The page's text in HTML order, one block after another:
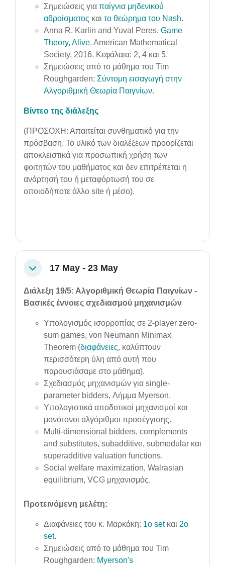
Σημειώσεις για παίγνια μηδενικού
αθροίσματος και το θεώρημα του Nash.
Anna R. Karlin and Yuval Peres. Game
Theory, Alive. American Mathematical
Society, 2016. Κεφάλαια: 2, 4 και 5.
Σημειώσεις από το μάθημα του Tim
Roughgarden: Σύντομη εισαγωγή στην
Αλγοριθμική Θεωρία Παιγνίων.
Βίντεο της διάλεξης
(ΠΡΟΣΟΧΗ: Απαιτείται συνθηματικό για την
πρόσβαση. Το υλικό των διαλέξεων προορίζεται
αποκλειστικά για προσωπική χρήση των
φοιτητών του μαθήματος και δεν επιτρέπεται η
ανάρτησή του ή μεταφόρτωσή του σε
οποιοδήποτε άλλο site ή μέσο).
Collapse17 May - 23 May
Διάλεξη 19/5: Αλγοριθμική Θεωρία Παιγνίων -
Βασικές έννοιες σχεδιασμού μηχανισμών
Υπολογισμός ισορροπίας σε 2-player zero-
sum games, von Neumann Minimax
Theorem (διαφάνειες, καλύπτουν
περισσότερη ύλη από αυτή που
παρουσιάσαμε στο μάθημα).
Σχεδιασμός μηχανισμών για single-
parameter bidders, Λήμμα Myerson.
Υπολογιστικά αποδοτικοί μηχανισμοί και
μονότονοι αλγόριθμοι προσέγγισης.
Multi-dimensional bidders, complements
and substitutes, subadditive, submodular και
superadditive valuation functions.
Social welfare maximization, Walrasian
equilibrium, VCG μηχανισμός.
Προτεινόμενη μελέτη:
Διαφάνειες του κ. Μαρκάκη: 1ο setκαι 2o
set.
Σημειώσεις από το μάθημα του Tim
Roughgarden: Myerson's